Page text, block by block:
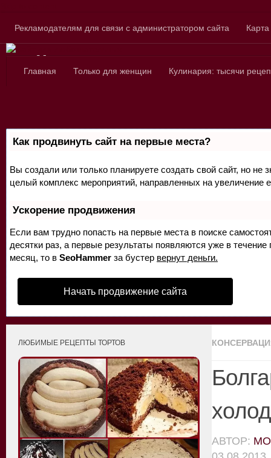
Рекламодателям для связи с администратором сайта
Сайт для
Главная Только для женщин Кулинария: тысячи
Как продвинуть сайт на первые места?
Вы создали или только планируете создать свой сайт, но не
целый комплекс мероприятий, направленных на увеличение
Ускорение продвижения
Если вам трудно попасть на первые места в поиске
десятки раз, а первые результаты появляются уже в
месяц, то в SeoHammer за бустер вернут деньги.
Начать продвижение сайта
АВТОР:
ЛЮБИМЫЕ РЕЦЕПТЫ ТОРТОВ